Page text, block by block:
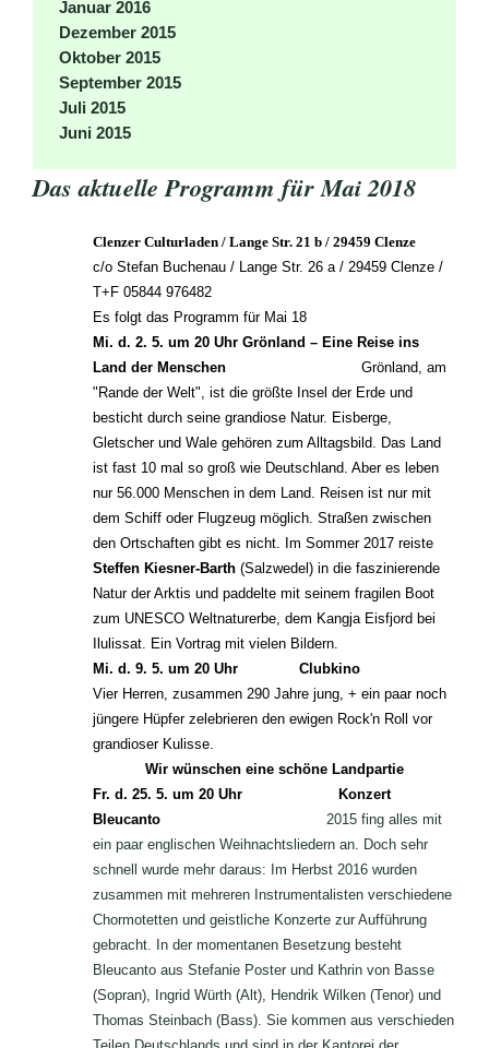
Januar 2016
Dezember 2015
Oktober 2015
September 2015
Juli 2015
Juni 2015
Das aktuelle Programm für Mai 2018
Clenzer Culturladen /Lange Str. 21 b /29459 Clenze
c/o Stefan Buchenau / Lange Str. 26 a / 29459 Clenze /
T+F 05844 976482
Es folgt das Programm für Mai 18
Mi. d. 2. 5. um 20 UhrGrönland – Eine Reise ins
Land der MenschenGrönland, am
"Rande der Welt", ist die größte Insel der Erde und
besticht durch seine grandiose Natur. Eisberge,
Gletscher und Wale gehören zum Alltagsbild. Das Land
ist fast 10 mal so groß wie Deutschland. Aber es leben
nur 56.000 Menschen in dem Land. Reisen ist nur mit
dem Schiff oder Flugzeug möglich. Straßen zwischen
den Ortschaften gibt es nicht. Im Sommer 2017 reiste
Steffen Kiesner-Barth (Salzwedel) in die faszinierende
Natur der Arktis und paddelte mit seinem fragilen Boot
zum UNESCO Weltnaturerbe, dem Kangja Eisfjord bei
Ilulissat. Ein Vortrag mit vielen Bildern.
Mi. d. 9. 5. um 20 Uhr Clubkino
Vier Herren, zusammen 290 Jahre jung, + ein paar noch
jüngere Hüpfer zelebrieren den ewigen Rock'n Roll vor
grandioser Kulisse.
Wir wünschen eine schöne Landpartie
Fr. d. 25. 5. um 20 Uhr Konzert
Bleucanto2015 fing alles mit
ein paar englischen Weihnachtsliedern an. Doch sehr
schnell wurde mehr daraus: Im Herbst 2016 wurden
zusammen mit mehreren Instrumentalisten verschiedene
Chormotetten und geistliche Konzerte zur Aufführung
gebracht. In der momentanen Besetzung besteht
Bleucanto aus Stefanie Poster und Kathrin von Basse
(Sopran), Ingrid Würth (Alt), Hendrik Wilken (Tenor) und
Thomas Steinbach (Bass). Sie kommen aus verschieden